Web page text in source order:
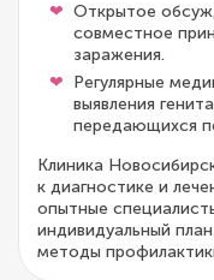
Открытое
совместное
заражения.
Регулярные
выявления
передающихся
Клиника
к диагностике и
опытные
индивидуальный
методы